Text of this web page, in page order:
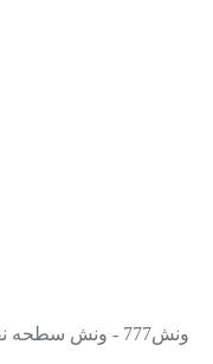
ونش777 - ونش سطحه نقل وسحب سيارات ومركبات - جميع مناطق الكويت 24 ساعة